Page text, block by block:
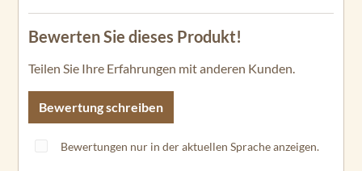
Bewerten Sie dieses Produkt!
Teilen Sie Ihre Erfahrungen mit anderen Kunden.
Bewertung schreiben
Bewertungen nur in der aktuellen Sprache anzeigen.